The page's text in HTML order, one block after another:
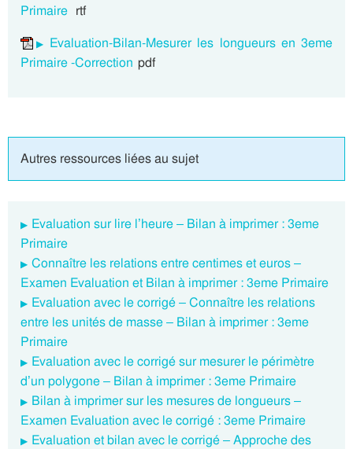
Primaire rtf
Evaluation-Bilan-Mesurer les longueurs en 3eme
Primaire -Correction pdf
Autres ressources liées au sujet
Evaluation sur lire l’heure – Bilan à imprimer : 3eme
Primaire
Connaître les relations entre centimes et euros –
Examen Evaluation et Bilan à imprimer : 3eme Primaire
Evaluation avec le corrigé – Connaître les relations
entre les unités de masse – Bilan à imprimer : 3eme
Primaire
Evaluation avec le corrigé sur mesurer le périmètre
d’un polygone – Bilan à imprimer : 3eme Primaire
Bilan à imprimer sur les mesures de longueurs –
Examen Evaluation avec le corrigé : 3eme Primaire
Evaluation et bilan avec le corrigé – Approche des